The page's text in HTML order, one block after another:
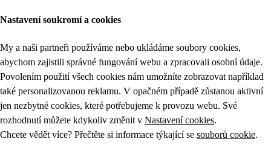
Nastavení soukromí a cookies
My a naši partneři používáme nebo ukládáme soubory cookies,
abychom zajistili správné fungování webu a zpracovali osobní údaje.
Povolením použití všech cookies nám umožníte zobrazovat například
také personalizovanou reklamu. V opačném případě zůstanou aktivní
jen nezbytné cookies, které potřebujeme k provozu webu. Své
rozhodnutí můžete kdykoliv změnit v Nastavení cookies.
Chcete vědět více? Přečtěte si informace týkající se souborů cookie.